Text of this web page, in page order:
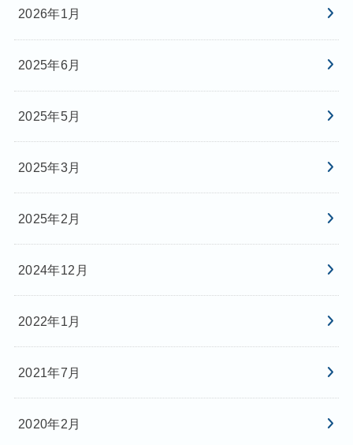
2026年1月
2025年6月
2025年5月
2025年3月
2025年2月
2024年12月
2022年1月
2021年7月
2020年2月